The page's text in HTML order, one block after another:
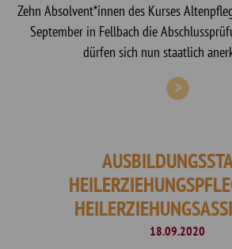
Zehn Absolvent*innen des Kurses
September in Fellbach die
dürfen sich nun staatlich
18.09.2020